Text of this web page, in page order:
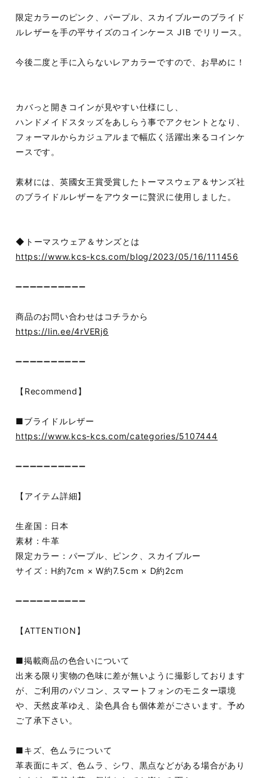
限定カラーのピンク、パープル、スカイブルーのブライド
ルレザーを手の平サイズのコインケース JIB でリリース。
今後二度と手に入らないレアカラーですので、お早めに！
カバっと開きコインが見やすい仕様にし、
ハンドメイドスタッズをあしらう事でアクセントとなり、
フォーマルからカジュアルまで幅広く活躍出来るコインケ
ースです。
素材には、英國女王賞受賞したトーマスウェア＆サンズ社
のブライドルレザーをアウターに贅沢に使用しました。
◆トーマスウェア＆サンズとは
https://www.kcs-kcs.com/blog/2023/05/16/111456
➖➖➖➖➖➖➖➖➖➖
商品のお問い合わせはコチラから
https://lin.ee/4rVERj6
➖➖➖➖➖➖➖➖➖➖
【Recommend】
■ブライドルレザー
https://www.kcs-kcs.com/categories/5107444
➖➖➖➖➖➖➖➖➖➖
【アイテム詳細】
生産国：日本
素材：牛革
限定カラー：パープル、ピンク、スカイブルー
サイズ：H約7cm × W約7.5cm × D約2cm
➖➖➖➖➖➖➖➖➖➖
【ATTENTION】
■掲載商品の色合いについて
出来る限り実物の色味に差が無いように撮影しております
が、ご利用のパソコン、スマートフォンのモニター環境
や、天然皮革ゆえ、染色具合も個体差がごさいます。予め
ご了承下さい。
■キズ、色ムラについて
革表面にキズ、色ムラ、シワ、黒点などがある場合があり